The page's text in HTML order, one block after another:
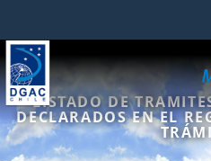
LISTADO DE
DECLARADOS EN EL